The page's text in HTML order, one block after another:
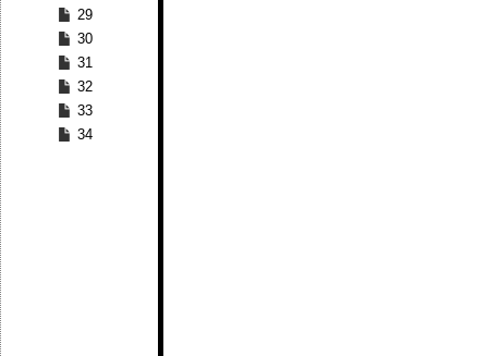
29
30
31
32
33
34